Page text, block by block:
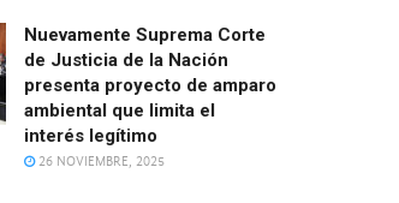
Nuevamente Suprema Corte
de Justicia de la Nación
presenta proyecto de amparo
ambiental que limita el
interés legítimo
26 NOVIEMBRE, 2025